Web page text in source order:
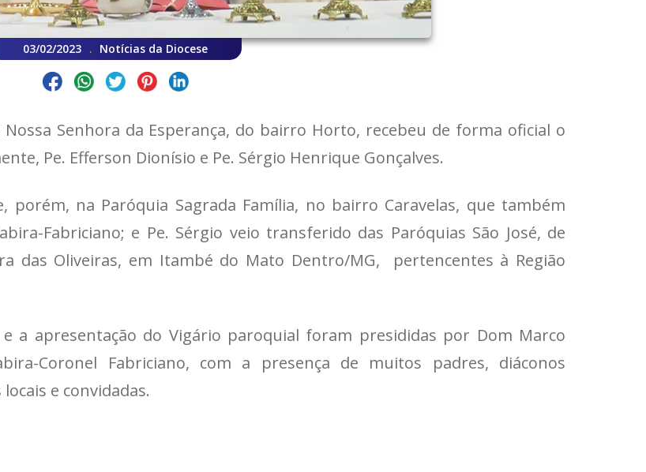
03/02/2023 . Notícias da Diocese
Senhora da Esperança, do bairro Horto, recebeu de forma oficial o
Pe. Efferson Dionísio e Pe. Sérgio Henrique Gonçalves.
porém, na Paróquia Sagrada Família, no bairro Caravelas, que também
Fabriciano; e Pe. Sérgio veio transferido das Paróquias São José, de
das Oliveiras, em Itambé do Mato Dentro/MG, pertencentes à Região
a apresentação do Vigário paroquial foram presididas por Dom Marco
Coronel Fabriciano, com a presença de muitos padres, diáconos
e convidadas.